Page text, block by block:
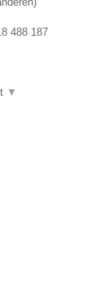
488 187
▼